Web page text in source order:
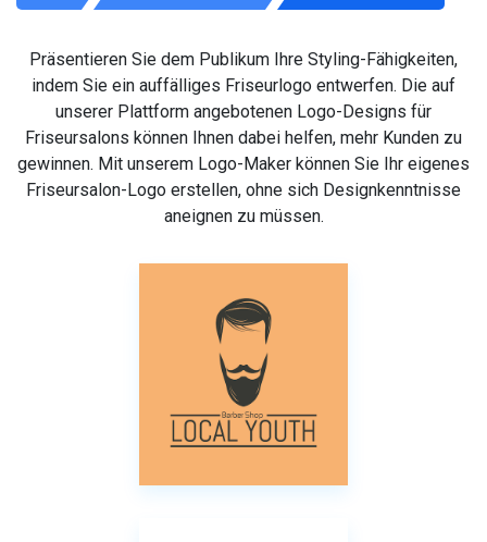
Präsentieren Sie dem Publikum Ihre Styling-Fähigkeiten,
indem Sie ein auffälliges Friseurlogo entwerfen. Die auf
unserer Plattform angebotenen Logo-Designs für
Friseursalons können Ihnen dabei helfen, mehr Kunden zu
gewinnen. Mit unserem Logo-Maker können Sie Ihr eigenes
Friseursalon-Logo erstellen, ohne sich Designkenntnisse
aneignen zu müssen.